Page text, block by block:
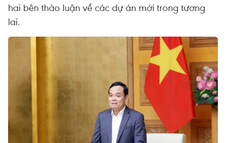
hai bên thảo luận về các dự án mới trong tương
lai.